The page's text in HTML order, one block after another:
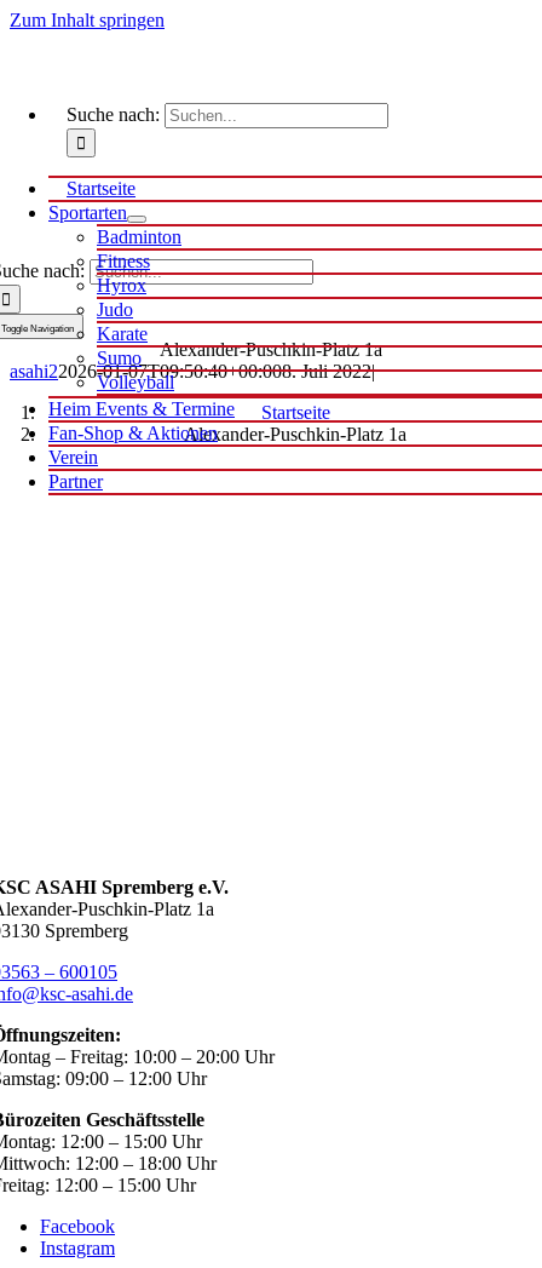
Zum Inhalt springen
nach:
Toggle Navigation
Startseite
Sportarten
Badminton
Fitness
Hyrox
Judo
Karate
Sumo
Volleyball
Heim Events & Termine
Fan-Shop & Aktionen
Verein
Partner
Suche nach:
Alexander-Puschkin-Platz 1a
asahi22026-01-07T09:50:40+00:008. Juli 2022|
Startseite
Alexander-Puschkin-Platz 1a
ASAHI Spremberg e.V.
Puschkin-Platz 1a
Spremberg
– 600105
asahi.de
– Freitag: 10:00 – 20:00 Uhr
09:00 – 12:00 Uhr
Geschäftsstelle
12:00 – 15:00 Uhr
12:00 – 18:00 Uhr
12:00 – 15:00 Uhr
Facebook
Instagram